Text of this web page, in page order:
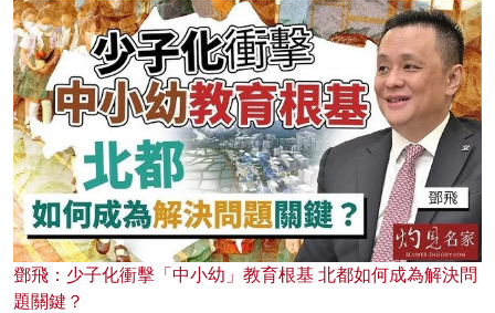
鄧飛：少子化衝擊「中小幼」教育根基 北都如何成為解決問
題關鍵？